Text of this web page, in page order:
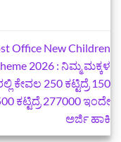
Office New Children
2026 : ನಿಮ್ಮ ಮಕ್ಕಳ
ಕೇವಲ 250 ಕಟ್ಟಿದ್ರೆ 150
ಕಟ್ಟಿದ್ರೆ 277000 ಇಂದೇ
ಅರ್ಜಿ ಹಾಕಿ